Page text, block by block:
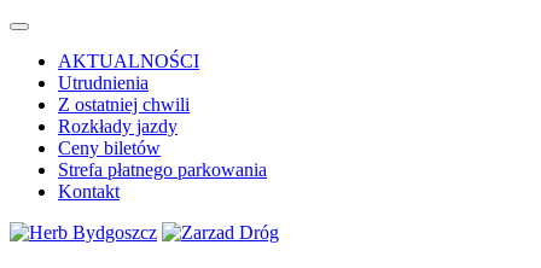
AKTUALNOŚCI
Utrudnienia
Z ostatniej chwili
Rozkłady jazdy
Ceny biletów
Strefa płatnego parkowania
Kontakt